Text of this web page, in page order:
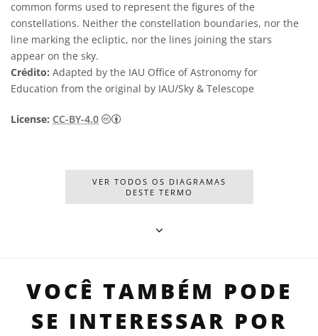
common forms used to represent the figures of the
constellations. Neither the constellation boundaries, nor the
line marking the ecliptic, nor the lines joining the stars
appear on the sky.
Crédito: Adapted by the IAU Office of Astronomy for
Education from the original by IAU/Sky & Telescope
License: CC-BY-4.0 Creative Commons Attribution 4.0
VER TODOS OS DIAGRAMAS
DESTE TERMO
VOCÊ TAMBÉM PODE
SE INTERESSAR POR